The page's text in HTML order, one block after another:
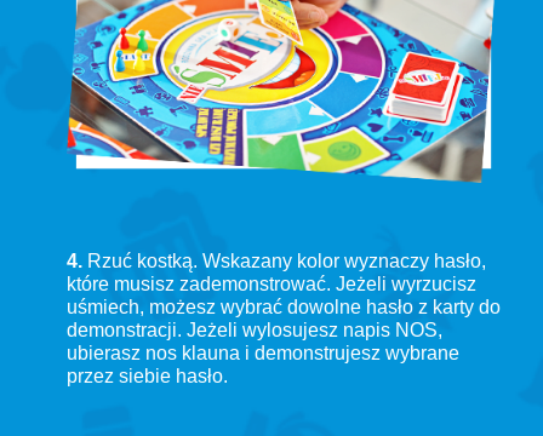
4. Rzuć kostką. Wskazany kolor wyznaczy hasło,
które musisz zademonstrować. Jeżeli wyrzucisz
uśmiech, możesz wybrać dowolne hasło z karty do
demonstracji. Jeżeli wylosujesz napis NOS,
ubierasz nos klauna i demonstrujesz wybrane
przez siebie hasło.